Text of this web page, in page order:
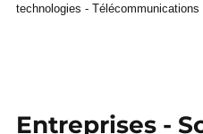
technologies - Télécommunications
Entreprises -